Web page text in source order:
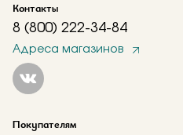
Контакты
8 (800) 222-34-84
Адреса магазинов
Покупателям